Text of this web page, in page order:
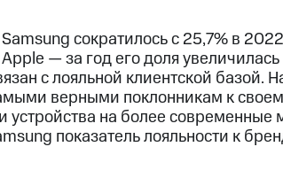
сократилось с 25,7% в
— за год его доля
с лояльной клиентской базой.
верными поклонникам к
устройства на более
показатель лояльности к